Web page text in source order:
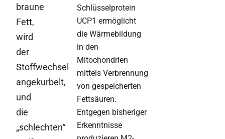
braune
Fett,
wird
der
Stoffwechsel
angekurbelt,
und
die
„schlechten“
Schlüsselprotein
UCP1 ermöglicht
die Wärmebildung
in den
Mitochondrien
mittels Verbrennung
von gespeicherten
Fettsäuren.
Entgegen bisheriger
Erkenntnisse